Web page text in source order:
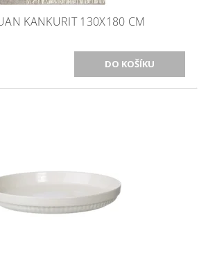
KANKURIT 130X180 CM